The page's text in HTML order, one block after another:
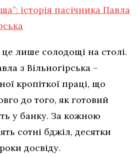
історія пасічника Павла
лише солодощі на столі.
з Вільногірська –
кропіткої праці, що
до того, як готовий
у банку. За кожною
сотні бджіл, десятки
досвіду.